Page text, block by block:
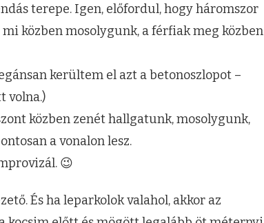
terepe. Igen, előfordul, hogy háromszor
közben mosolygunk, a férfiak meg közben
kerültem el azt a betonoszlopot –
volna.)
közben zenét hallgatunk, mosolygunk,
a vonalon lesz.
😉
És ha leparkolok valahol, akkor az